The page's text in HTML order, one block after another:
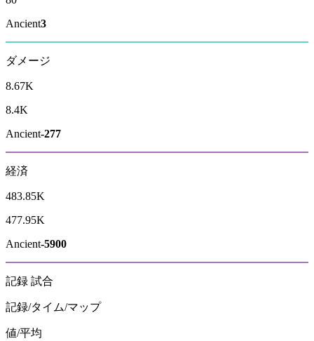
Ancient3
ダメージ
8.67K
8.4K
Ancient-277
経済
483.85K
477.95K
Ancient-5900
記録 試合
記録/タイム/マップ
値/平均